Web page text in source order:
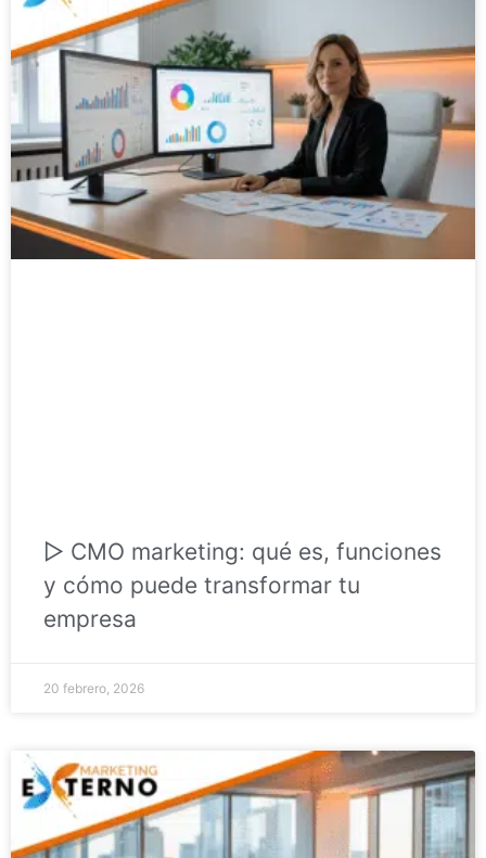
▷ CMO marketing: qué es, funciones
y cómo puede transformar tu
empresa
20 febrero, 2026